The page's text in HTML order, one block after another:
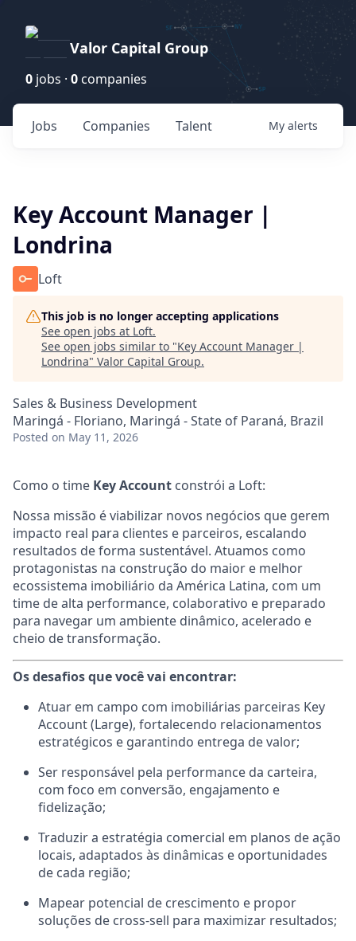
Valor Capital Group
0 jobs · 0 companies
Jobs Companies Talent My alerts
Key Account Manager |
Londrina
Loft
This job is no longer accepting applications
See open jobs at Loft.
See open jobs similar to "Key Account Manager |
Londrina" Valor Capital Group.
Sales & Business Development
Maringá - Floriano, Maringá - State of Paraná, Brazil
Posted on May 11, 2026
Como o time Key Account constrói a Loft:
Nossa missão é viabilizar novos negócios que gerem
impacto real para clientes e parceiros, escalando
resultados de forma sustentável. Atuamos como
protagonistas na construção do maior e melhor
ecossistema imobiliário da América Latina, com um
time de alta performance, colaborativo e preparado
para navegar um ambiente dinâmico, acelerado e
cheio de transformação.
Os desafios que você vai encontrar:
Atuar em campo com imobiliárias parceiras Key
Account (Large), fortalecendo relacionamentos
estratégicos e garantindo entrega de valor;
Ser responsável pela performance da carteira,
com foco em conversão, engajamento e
fidelização;
Traduzir a estratégia comercial em planos de ação
locais, adaptados às dinâmicas e oportunidades
de cada região;
Mapear potencial de crescimento e propor
soluções de cross-sell para maximizar resultados;